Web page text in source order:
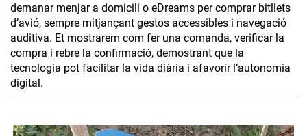
demanar menjar a domicili o eDreams per comprar bitllets
d’avió, sempre mitjançant gestos accessibles i navegació
auditiva. Et mostrarem com fer una comanda, verificar la
compra i rebre la confirmació, demostrant que la
tecnologia pot facilitar la vida diària i afavorir l’autonomia
digital.